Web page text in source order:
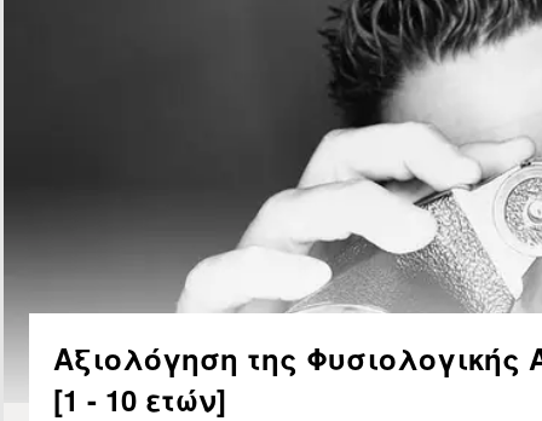
Αξιολόγηση της Φυσιολογικής
[1 - 10 ετών]